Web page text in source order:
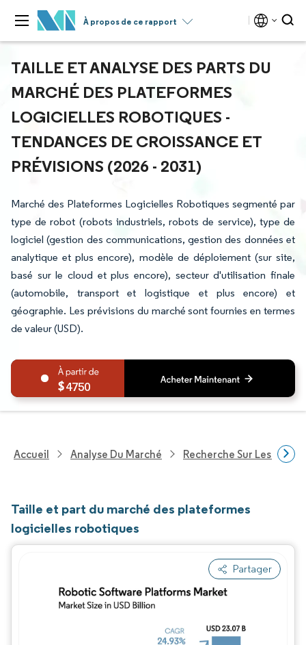
À propos de ce rapport
TAILLE ET ANALYSE DES PARTS DU
MARCHÉ DES PLATEFORMES
LOGICIELLES ROBOTIQUES -
TENDANCES DE CROISSANCE ET
PRÉVISIONS (2026 - 2031)
Marché des Plateformes Logicielles Robotiques segmenté par
type de robot (robots industriels, robots de service), type de
logiciel (gestion des communications, gestion des données et
analytique et plus encore), modèle de déploiement (sur site,
basé sur le cloud et plus encore), secteur d'utilisation finale
(automobile, transport et logistique et plus encore) et
géographie. Les prévisions du marché sont fournies en termes
de valeur (USD).
4750
Accueil Analyse Du Marché Recherche Sur Les
Taille et part du marché des plateformes
logicielles robotiques
Partager